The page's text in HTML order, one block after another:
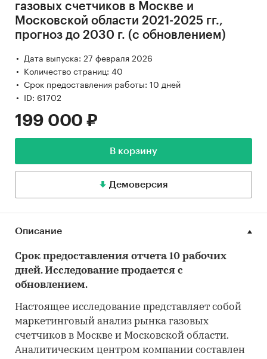
газовых счетчиков в Москве и
Московской области 2021-2025 гг.,
прогноз до 2030 г. (с обновлением)
Дата выпуска: 27 февраля 2026
Количество страниц: 40
Срок предоставления работы: 10 дней
ID: 61702
199 000 ₽
В корзину
Демоверсия
Описание
Срок предоставления отчета 10 рабочих
дней. Исследование продается с
обновлением.
Настоящее исследование представляет собой
маркетинговый анализ рынка газовых
счетчиков в Москве и Московской области.
Аналитическим центром компании составлен